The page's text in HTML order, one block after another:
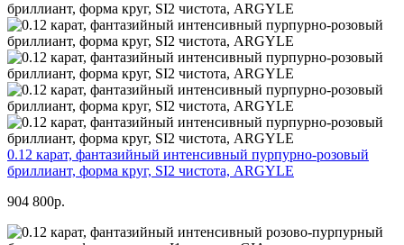
0.12 карат, фантазийный интенсивный пурпурно-розовый
бриллиант, форма круг, SI2 чистота, ARGYLE
904 800р.